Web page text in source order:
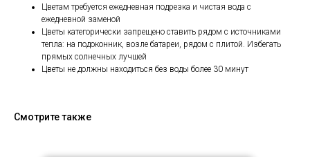
Цветам требуется ежедневная подрезка и чистая вода с
ежедневной заменой
Цветы категорически запрещено ставить рядом с источниками
тепла: на подоконник, возле батареи, рядом с плитой. Избегать
прямых солнечных лучшей
Цветы не должны находиться без воды более 30 минут
Смотрите также